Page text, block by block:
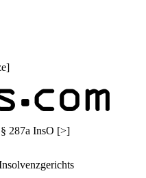
]
§ 287a InsO [>]